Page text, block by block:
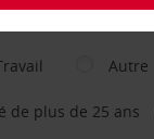
Autre
de plus de 25 ans